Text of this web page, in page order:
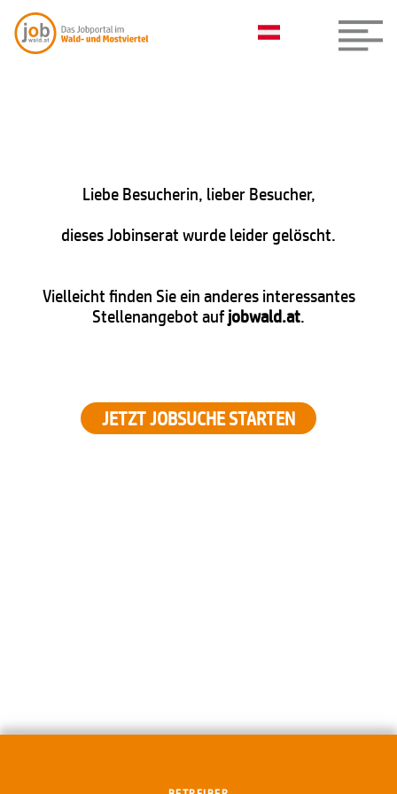
Liebe Besucherin, lieber Besucher,
dieses Jobinserat wurde leider gelöscht.
Vielleicht finden Sie ein anderes interessantes
Stellenangebot aufjobwald.at.
JETZT JOBSUCHE STARTEN